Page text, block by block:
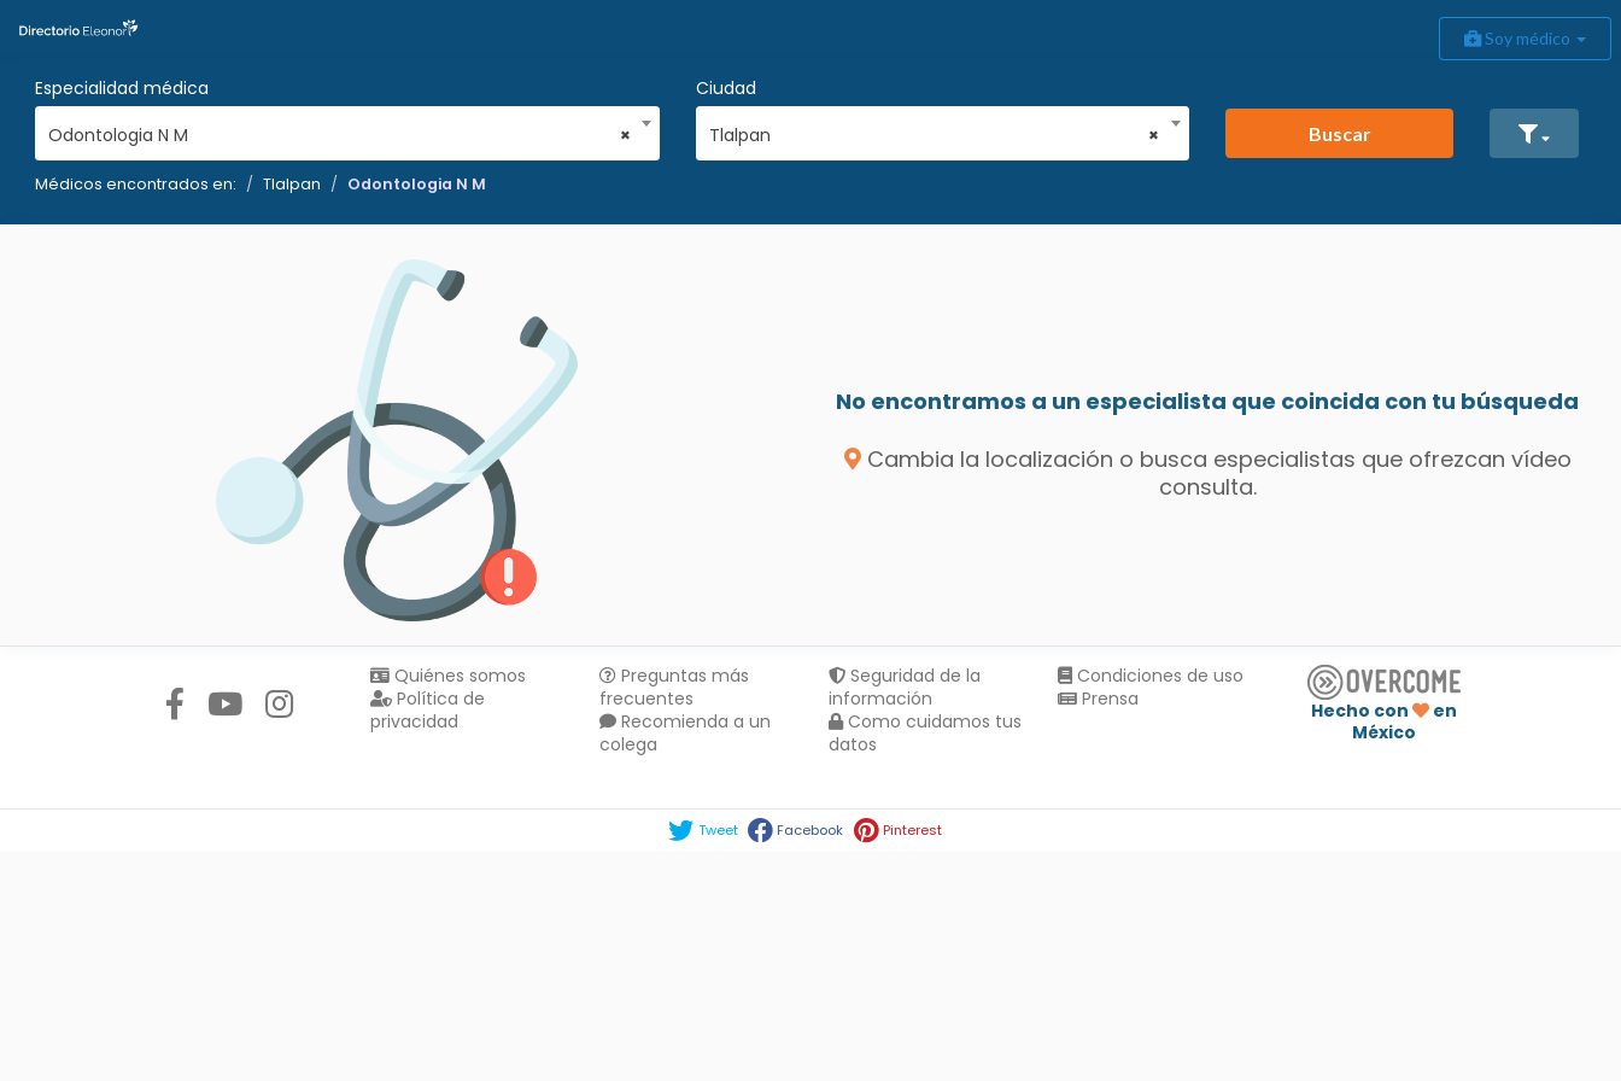
Soy médico
Especialidad médica
×
Odontologia N M
Ciudad
×
Tlalpan Buscar
Médicos encontrados en: Tlalpan Odontologia N M
No encontramos a un especialista que coincida con tu búsqueda
Cambia la localización o busca especialistas que ofrezcan vídeo
consulta.
Quiénes somos
Política de
privacidad
Preguntas más
frecuentes
Recomienda a un
colega
Seguridad de la
información
Como cuidamos tus
datos
Condiciones de uso
Prensa
Hecho con
en
México
Tweet Facebook Pinterest